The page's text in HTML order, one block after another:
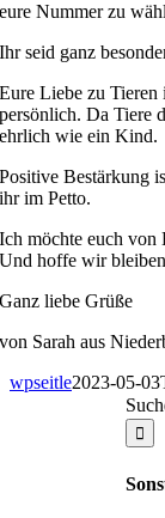
eure Nummer zu
Ihr seid ganz
Eure Liebe zu
persönlich. Da Tiere
ehrlich wie ein Kind.
Positive Bestärkung
ihr im Petto.
Ich möchte euch von
Und hoffe wir
Ganz liebe Grüße
von Sarah aus
wpseitle2023-05-